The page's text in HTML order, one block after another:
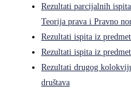
Rezultati parcijalnih
Teorija prava i Pravno
Rezultati ispita iz
Rezultati ispita iz
Rezultati drugog
društava